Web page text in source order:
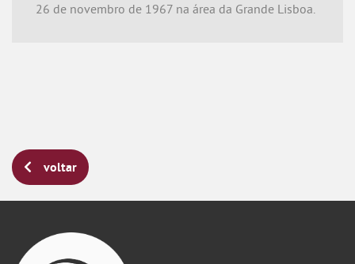
26 de novembro de 1967 na área da Grande Lisboa.
voltar